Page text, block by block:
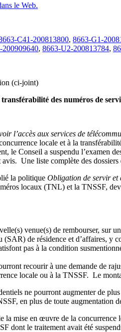
le Web.
C41-200813800, 8663-G1-
200909640, 8663-U2-200813784,
(ci-joint)
des numéros de
l’accès aux services de
locale et à la
le Conseil a suspendu l’examen
Une liste complète des
la politique Obligation de servir et
locaux (TNL) et la TNSSF,
venue(s) de rembourser, sur
(SAR) de résidence et d’affaires,
pas à la condition
recourir à une demande de
locale ou à la TNSSF. Le
ne pourront augmenter de
en plus de toute augmentation
la mise en œuvre de la concurrence
dont le traitement avait été